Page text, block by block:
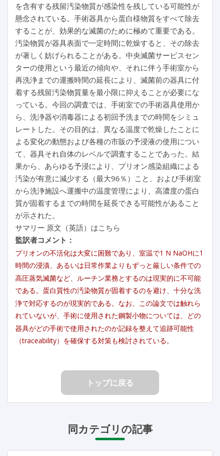
を含有する残留汚染物質が感染性を残している可能性が
懸念されている。手術器具から蛋白様物質をすべて除去
することが、効果的な滅菌のために極めて重要である。
汚染物質が器具表面で一定時間に乾燥すると、その除去
が著しく妨げられることがある。中央滅菌サービスセン
ターの使用という最近の傾向や、それに伴う手術室から
再洗浄までの運搬時間の延長により、滅菌前の器具に付
着する残留汚染物質量を最小限に抑えることが必要にな
っている。今回の調査では、手術室での手術器具使用か
ら、洗浄器や消毒器による初回予洗までの時間をシミュ
レートした。その目的は、異なる温度で乾燥したことに
よる変化の動態および各種の市販の予浸液の使用につい
て、器具それ自体のレベルで調査することであった。結
果から、あらゆる予浸により、プリオン感染組織による
汚染が有意に減少する（最大96％）こと、および手術室
から洗浄施設へ運搬中の温度管理により、高濃度の蛋白
質が固着するまでの時間を延長できる可能性があること
が示された。
サマリー 原文（英語）はこちら
監訳者コメント：
プリオンの不活化は大変に困難であり、室温で1 N NaOHに1
時間の浸漬、あるいは日常作業よりもずっと厳しい条件での
高圧蒸気滅菌など、ルーチン業務とするのは現実的に不可能
である。蛋白質性の汚染物質が固着するのを避け、十分な洗
浄で対応するのが現実的である。なお、この論文では触れら
れていないが、手術に使用された鋼製小物については、どの
器具がどの手術で使用されたのか記録を整えて追跡可能性
（traceability）を確保する対策も検討されている。
トップに戻る
同カテゴリの記事